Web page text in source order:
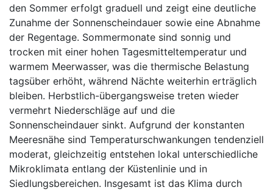
den Sommer erfolgt graduell und zeigt eine deutliche
Zunahme der Sonnenscheindauer sowie eine Abnahme
der Regentage. Sommermonate sind sonnig und
trocken mit einer hohen Tagesmitteltemperatur und
warmem Meerwasser, was die thermische Belastung
tagsüber erhöht, während Nächte weiterhin erträglich
bleiben. Herbstlich-übergangsweise treten wieder
vermehrt Niederschläge auf und die
Sonnenscheindauer sinkt. Aufgrund der konstanten
Meeresnähe sind Temperaturschwankungen tendenziell
moderat, gleichzeitig entstehen lokal unterschiedliche
Mikroklimata entlang der Küstenlinie und in
Siedlungsbereichen. Insgesamt ist das Klima durch